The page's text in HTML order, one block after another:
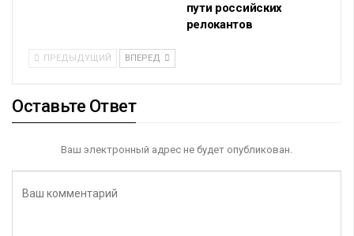
пути российских
релокантов
ПРЕДЫДУЩИЙ ВПЕРЕД
Оставьте Ответ
Ваш электронный адрес не будет опубликован.